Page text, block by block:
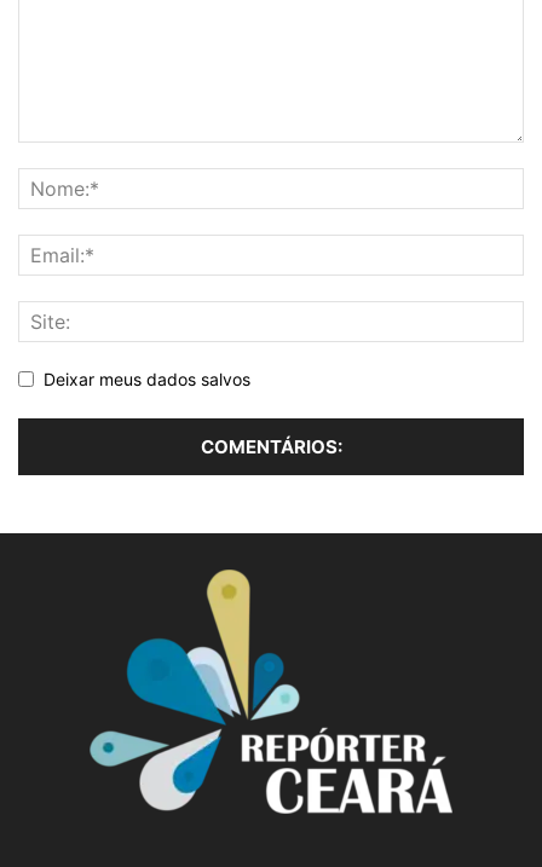
Deixar meus dados salvos